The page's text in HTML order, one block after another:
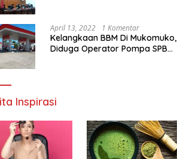
April 13, 2022 1 Komentar
Kelangkaan BBM Di Mukomuko,
Diduga Operator Pompa SPBU
Inspirasi